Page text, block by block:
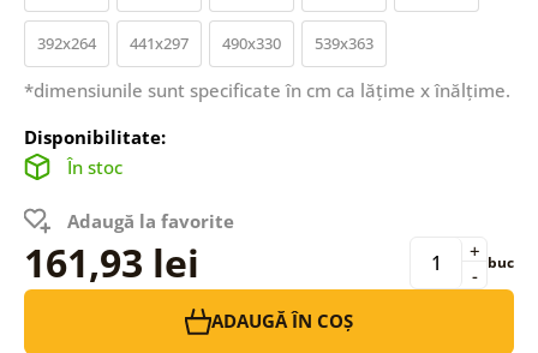
392x264 441x297 490x330 539x363
*dimensiunile sunt specificate în cm ca lățime x înălțime.
Disponibilitate:
În stoc
Adaugă la favorite
161,93 lei -
+ buc
ADAUGĂ ÎN COȘ